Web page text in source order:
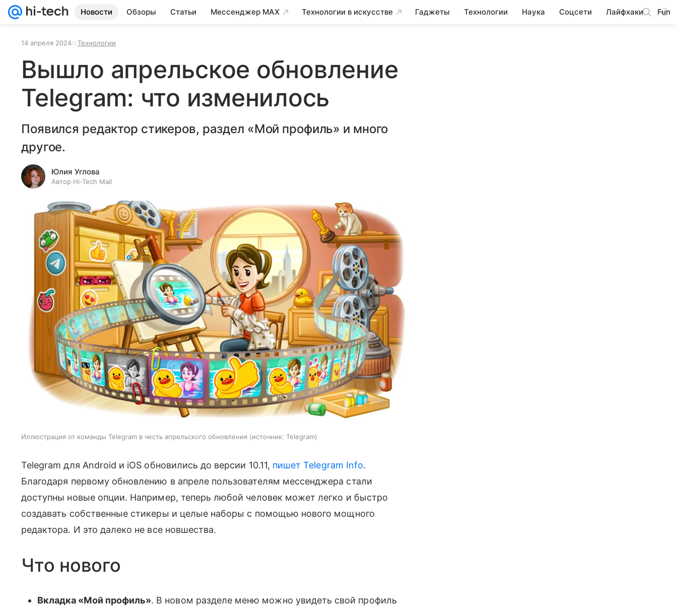
Новости Обзоры Статьи Мессенджер MAX Технологии в искусстве Гаджеты Технологии Наука Соцсети Лайфхаки Fun
14 апреля 2024 Технологии
Вышло апрельское обновление
Telegram: что изменилось
Появился редактор стикеров, раздел «Мой профиль» и много
другое.
Юлия Углова
Автор Hi-Tech Mail
Иллюстрация от команды Telegram в честь апрельского обновления источник: Telegram
Telegram для Android и iOS обновились до версии 10.11, пишет Telegram Info.
Благодаря первому обновлению в апреле пользователям мессенджера стали
доступны новые опции. Например, теперь любой человек может легко и быстро
создавать собственные стикеры и целые наборы с помощью нового мощного
редактора. И это далеко не все новшества.
Что нового
Вкладка «Мой профиль». В новом разделе меню можно увидеть свой профиль